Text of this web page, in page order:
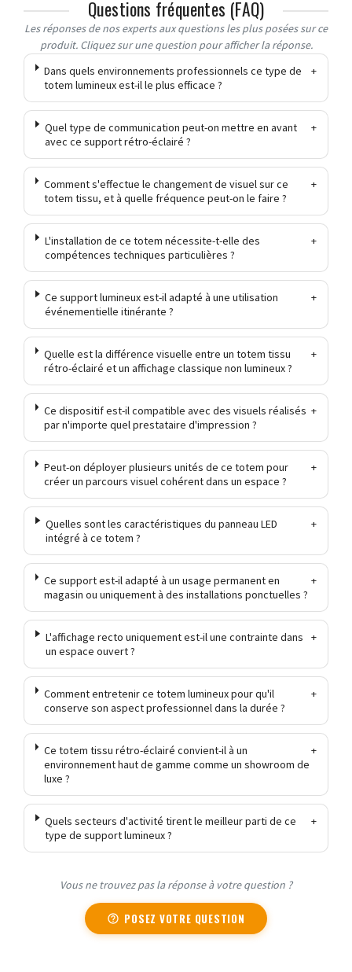
Questions fréquentes (FAQ)
Les réponses de nos experts aux questions les plus posées sur ce
produit. Cliquez sur une question pour afficher la réponse.
Dans quels environnements professionnels ce type de
totem lumineux est-il le plus efficace ?
+
Quel type de communication peut-on mettre en avant
avec ce support rétro-éclairé ?
+
Comment s'effectue le changement de visuel sur ce
totem tissu, et à quelle fréquence peut-on le faire ?
+
L'installation de ce totem nécessite-t-elle des
compétences techniques particulières ?
+
Ce support lumineux est-il adapté à une utilisation
événementielle itinérante ?
+
Quelle est la différence visuelle entre un totem tissu
rétro-éclairé et un affichage classique non lumineux ?
+
Ce dispositif est-il compatible avec des visuels réalisés
par n'importe quel prestataire d'impression ?
+
Peut-on déployer plusieurs unités de ce totem pour
créer un parcours visuel cohérent dans un espace ?
+
Quelles sont les caractéristiques du panneau LED
intégré à ce totem ?
+
Ce support est-il adapté à un usage permanent en
magasin ou uniquement à des installations ponctuelles ?
+
L'affichage recto uniquement est-il une contrainte dans
un espace ouvert ?
+
Comment entretenir ce totem lumineux pour qu'il
conserve son aspect professionnel dans la durée ?
+
Ce totem tissu rétro-éclairé convient-il à un
environnement haut de gamme comme un showroom de
luxe ?
+
Quels secteurs d'activité tirent le meilleur parti de ce
type de support lumineux ?
+
Vous ne trouvez pas la réponse à votre question ?
POSEZ VOTRE QUESTION